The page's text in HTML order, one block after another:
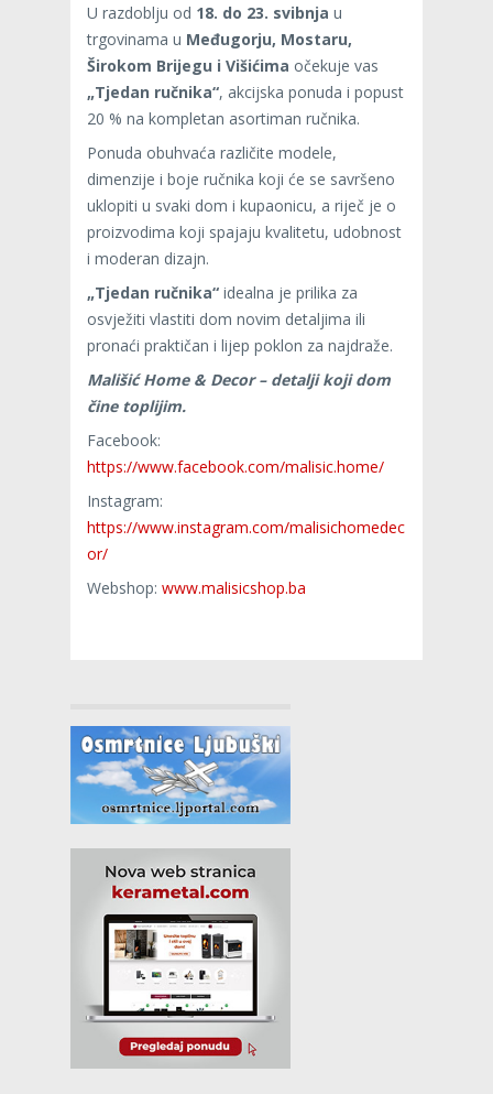
U razdoblju od 18. do 23. svibnja u
trgovinama u Međugorju, Mostaru,
Širokom Brijegu i Višićima očekuje vas
„Tjedan ručnika“, akcijska ponuda i popust
20 % na kompletan asortiman ručnika.
Ponuda obuhvaća različite modele,
dimenzije i boje ručnika koji će se savršeno
uklopiti u svaki dom i kupaonicu, a riječ je o
proizvodima koji spajaju kvalitetu, udobnost
i moderan dizajn.
„Tjedan ručnika“ idealna je prilika za
osvježiti vlastiti dom novim detaljima ili
pronaći praktičan i lijep poklon za najdraže.
Mališić Home & Decor – detalji koji dom
čine toplijim.
Facebook:
https://www.facebook.com/malisic.home/
Instagram:
https://www.instagram.com/malisichomedec
or/
Webshop: www.malisicshop.ba